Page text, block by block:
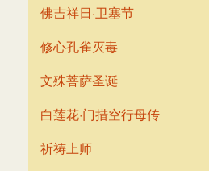
佛吉祥日·卫塞节
修心孔雀灭毒
文殊菩萨圣诞
白莲花·门措空行母传
祈祷上师